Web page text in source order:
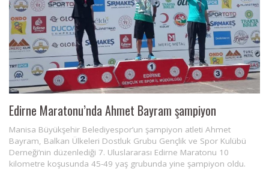
Edirne Maratonu’nda Ahmet Bayram şampiyon
​​​​​​​Manisa Büyükşehir Belediyespor’un şampiyon atleti Ahmet
Bayram, Balkan Ülkeleri Dostluk Grubu Gençlik ve Spor Kulübü
Derneği’nin düzenlediği 7. Uluslararası Edirne Maratonu 10
kilometre koşusunda 45-49 yaş grubunda yine şampiyon oldu.